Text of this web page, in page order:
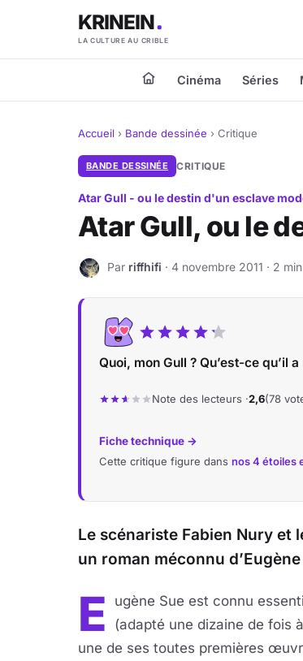
KRINEIN
LA CULTURE AU CRIBLE
Cinéma Séries
Accueil › Bande dessinée › Critique
BANDE DESSINÉE CRITIQUE
Atar Gull - ou le destin d'un esclave
Atar Gull, ou le
R Par riffhifi · 4 novembre 2011 · 2
Quoi, mon Gull ? Qu’est-ce qu’il
Note des lecteurs ·2,6(78
Fiche technique →
Cette critique figure dans nos 4 étoiles
Le scénariste Fabien Nury
un roman méconnu
E ugène Sue est connu
(adapté une dizaine de fois
une de ses toutes premières